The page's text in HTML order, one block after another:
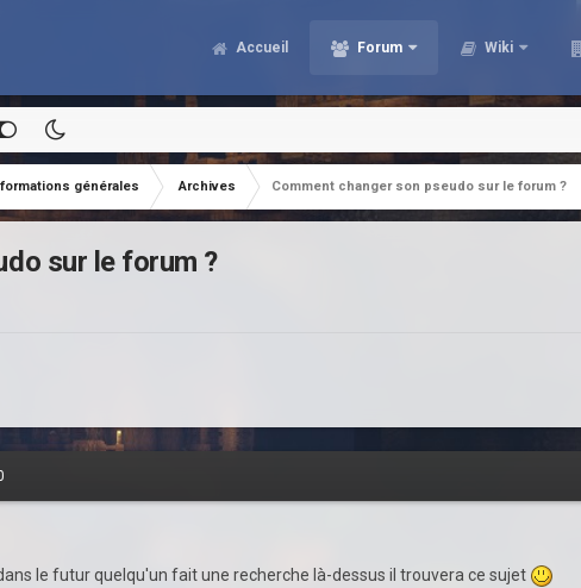
Accueil Forum Wiki
générales Archives
Comment changer son pseudo sur le forum ?
sur le forum ?
le futur quelqu'un fait une recherche là-dessus il trouvera ce sujet